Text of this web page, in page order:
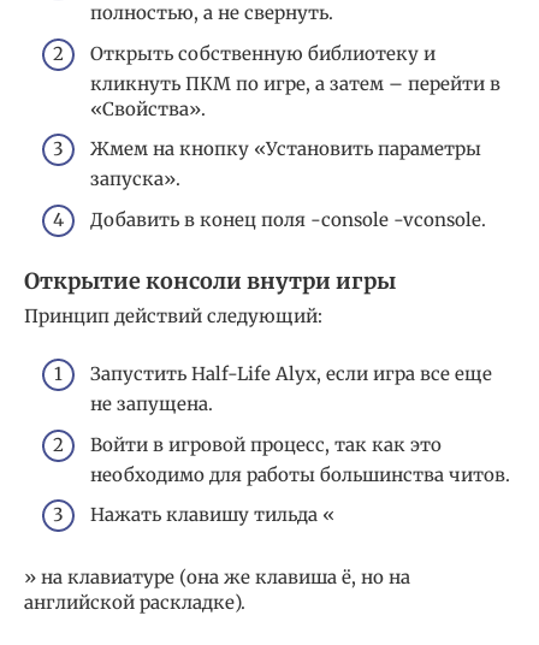
полностью, а не свернуть.
Открыть собственную библиотеку и
кликнуть ПКМ по игре, а затем – перейти в
«Свойства».
Жмем на кнопку «Установить параметры
запуска».
Добавить в конец поля -console -vconsole.
Открытие консоли внутри игры
Принцип действий следующий:
Запустить Half-Life Alyx, если игра все еще
не запущена.
Войти в игровой процесс, так как это
необходимо для работы большинства читов.
Нажать клавишу тильда «
» на клавиатуре (она же клавиша ё, но на
английской раскладке).